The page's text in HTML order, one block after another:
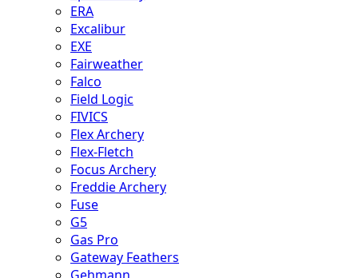
ERA
Excalibur
EXE
Fairweather
Falco
Field Logic
FIVICS
Flex Archery
Flex-Fletch
Focus Archery
Freddie Archery
Fuse
G5
Gas Pro
Gateway Feathers